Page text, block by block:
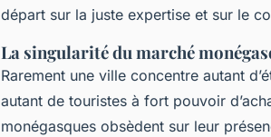
départ sur la juste expertise et sur le
La singularité du marché
Rarement une ville concentre autant
autant de touristes à fort pouvoir
monégasques obsèdent sur leur